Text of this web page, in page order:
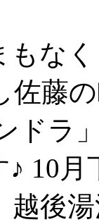
もな
佐藤
ドラ
♪ 10
越後